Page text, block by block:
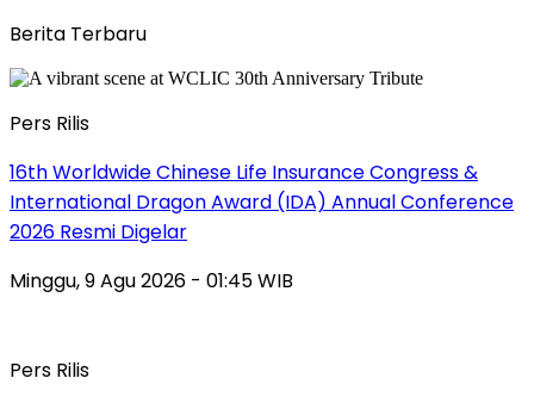
Berita Terbaru
Pers Rilis
16th Worldwide Chinese Life Insurance Congress &
International Dragon Award (IDA) Annual Conference
2026 Resmi Digelar
Minggu, 9 Agu 2026 - 01:45 WIB
Pers Rilis